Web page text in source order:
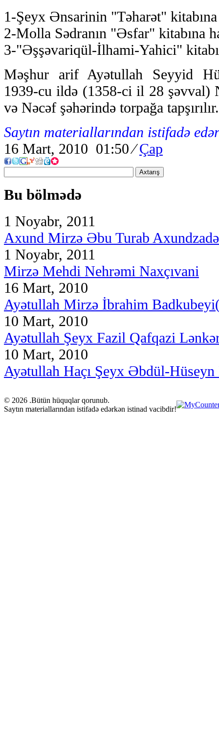
1-Şeyx Ənsarinin "Təharət"
2-Molla Sədranın "Əsfar" kitabına
3-"Əşşəvariqül-İlhami-Yahici"
Məşhur arif Ayətullah Seyyid
1939-cu ildə (1358-ci il 28 şəvval)
və Nəcəf şəhərində torpağa tapşırılır.
Saytın materiallarından istifadə
16 Mart, 2010 01:50⁄ Çap
Axtarış
Bu bölmədə
1 Noyabr, 2011
Axund Mirzə Əbu Turab
1 Noyabr, 2011
Mirzə Mehdi Nehrəmi Naxçıvani
16 Mart, 2010
Ayətullah Mirzə İbrahim
10 Mart, 2010
Ayətullah Şeyx Fazil Qafqazi
10 Mart, 2010
Ayətullah Haçı Şeyx Əbdül-Hüseyn
© 2026 .Bütün hüquqlar qorunub.
Saytın materiallarından istifadə edərkən istinad vacibdir!